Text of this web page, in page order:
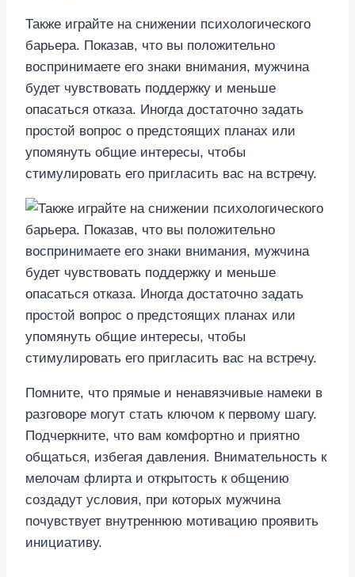
Также играйте на снижении психологического
барьера. Показав, что вы положительно
воспринимаете его знаки внимания, мужчина
будет чувствовать поддержку и меньше
опасаться отказа. Иногда достаточно задать
простой вопрос о предстоящих планах или
упомянуть общие интересы, чтобы
стимулировать его пригласить вас на встречу.
Помните, что прямые и ненавязчивые намеки в
разговоре могут стать ключом к первому шагу.
Подчеркните, что вам комфортно и приятно
общаться, избегая давления. Внимательность к
мелочам флирта и открытость к общению
создадут условия, при которых мужчина
почувствует внутреннюю мотивацию проявить
инициативу.